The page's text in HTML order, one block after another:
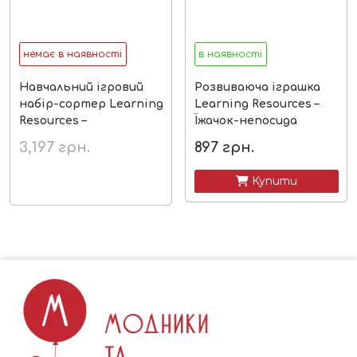
немає в наявності
Навчальний ігровий
набір-сортер Learning
Resources –
3,197грн.
в наявності
Розвиваюча іграшка
Learning Resources –
Їжачок-непосида
897грн.
 Купити